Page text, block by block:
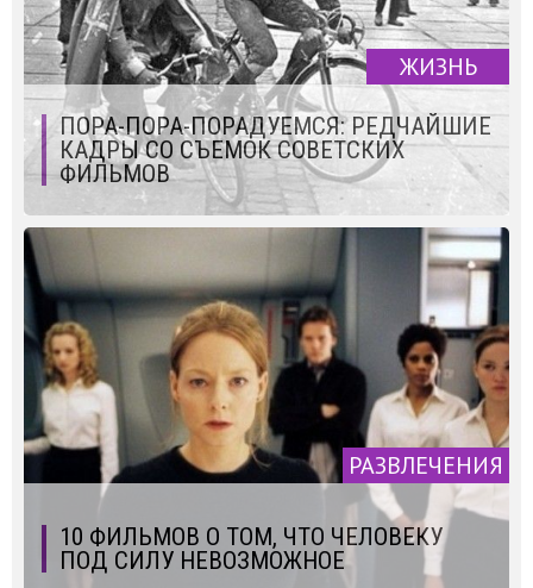
ЖИЗНЬ
ПОРА-ПОРА-ПОРАДУЕМСЯ: РЕДЧАЙШИЕ
КАДРЫ СО СЪЕМОК СОВЕТСКИХ
ФИЛЬМОВ
РАЗВЛЕЧЕНИЯ
10 ФИЛЬМОВ О ТОМ, ЧТО ЧЕЛОВЕКУ
ПОД СИЛУ НЕВОЗМОЖНОЕ